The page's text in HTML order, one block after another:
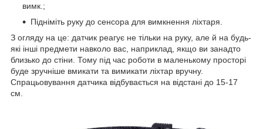
вимк.;
Підніміть руку до сенсора для вимкнення ліхтаря.
З огляду на це: датчик реагує не тільки на руку, але й на будь-
які інші предмети навколо вас, наприклад, якщо ви занадто
близько до стіни. Тому під час роботи в маленькому просторі
буде зручніше вмикати та вимикати ліхтар вручну.
Спрацьовування датчика відбувається на відстані до 15-17
см.